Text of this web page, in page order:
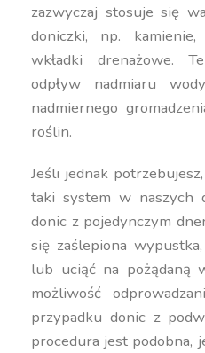
zazwyczaj stosuje się
doniczki, np.
wkładki drenażowe.
odpływ nadmiaru
nadmiernego
roślin.
Jeśli jednak
taki system w naszych
donic z pojedynczym
się zaślepiona
lub uciąć na pożądaną
możliwość
przypadku donic z
procedura jest podobna,